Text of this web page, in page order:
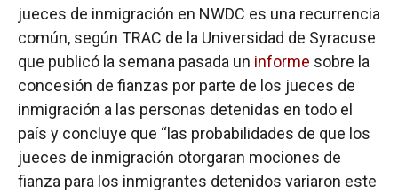
jueces de inmigración en NWDC es una recurrencia
común, según TRAC de la Universidad de Syracuse
que publicó la semana pasada un informe sobre la
concesión de fianzas por parte de los jueces de
inmigración a las personas detenidas en todo el
país y concluye que “las probabilidades de que los
jueces de inmigración otorgaran mociones de
fianza para los inmigrantes detenidos variaron este